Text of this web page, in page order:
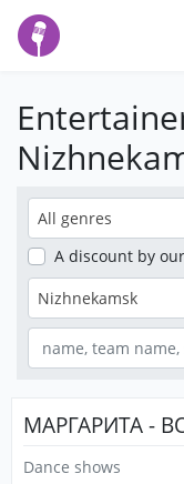
All genres
A discount by
Nizhnekamsk
МАРГАРИТА -
Dance shows